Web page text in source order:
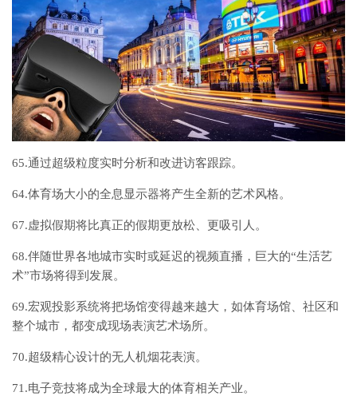
65.通过超级粒度实时分析和改进访客跟踪。
64.体育场大小的全息显示器将产生全新的艺术风格。
67.虚拟假期将比真正的假期更放松、更吸引人。
68.伴随世界各地城市实时或延迟的视频直播，巨大的“生活艺
术”市场将得到发展。
69.宏观投影系统将把场馆变得越来越大，如体育场馆、社区和
整个城市，都变成现场表演艺术场所。
70.超级精心设计的无人机烟花表演。
71.电子竞技将成为全球最大的体育相关产业。